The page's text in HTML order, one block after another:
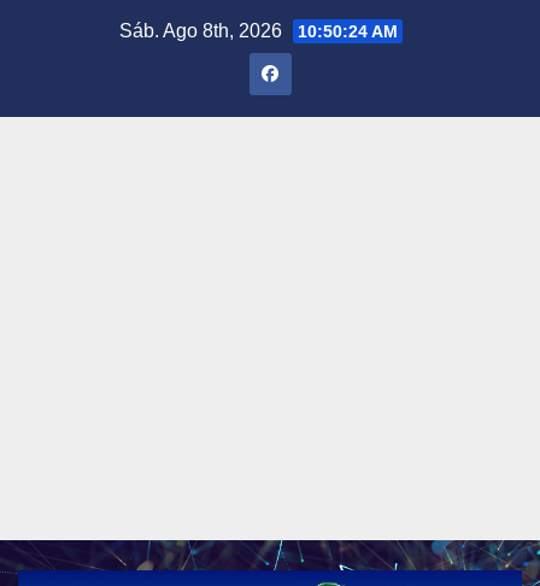
Sáb. Ago 8th, 2026 10:50:25 AM